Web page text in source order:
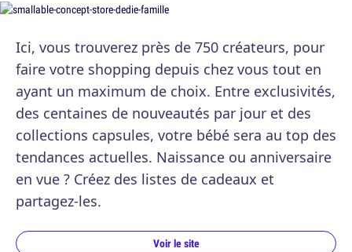
Ici, vous trouverez près de 750 créateurs, pour
faire votre shopping depuis chez vous tout en
ayant un maximum de choix. Entre exclusivités,
des centaines de nouveautés par jour et des
collections capsules, votre bébé sera au top des
tendances actuelles. Naissance ou anniversaire
en vue ? Créez des listes de cadeaux et
partagez-les.
Voir le site